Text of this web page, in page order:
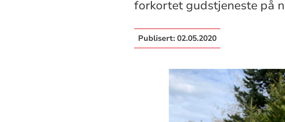
forkortet gudstjeneste på
Publisert:02.05.2020